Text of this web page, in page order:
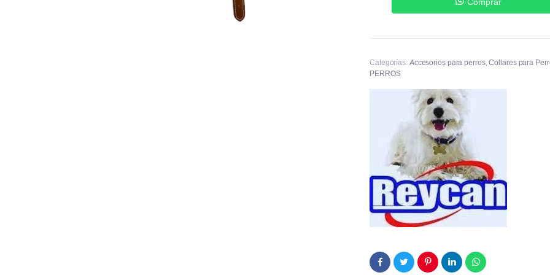
Categorías: Accesorios para perros,Collares para
PERROS